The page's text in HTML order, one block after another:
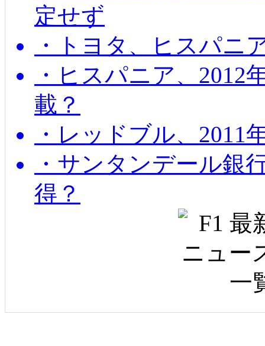
定せず
・トヨタ、ヒスパニ
・ヒスパニア、2012
載？
・レッドブル、2011
・サンタンデール銀
得？